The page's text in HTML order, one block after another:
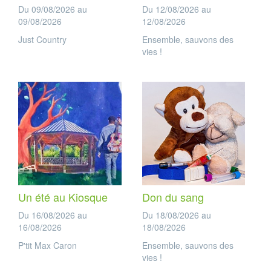
Du 09/08/2026 au
09/08/2026
Just Country
Du 12/08/2026 au
12/08/2026
Ensemble, sauvons des
vies !
Un été au Kiosque
Du 16/08/2026 au
16/08/2026
P'tit Max Caron
Don du sang
Du 18/08/2026 au
18/08/2026
Ensemble, sauvons des
vies !